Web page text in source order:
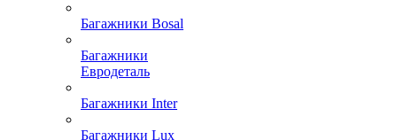
Багажники Bosal
Багажники
Евродеталь
Багажники Inter
Багажники Lux